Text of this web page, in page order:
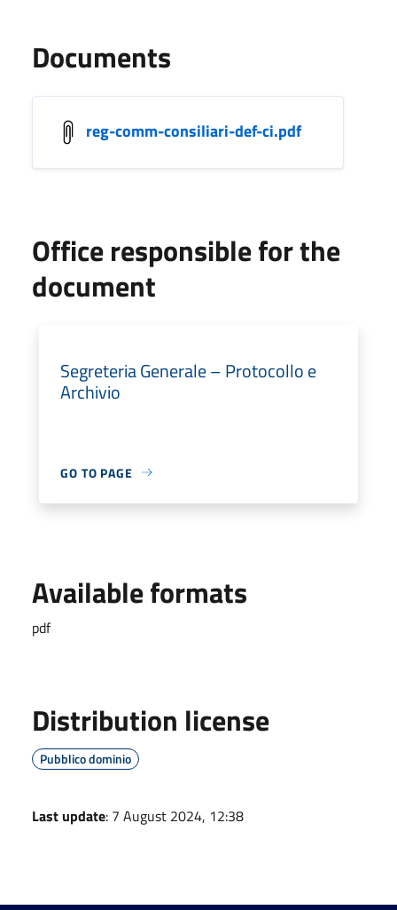
Documents
reg-comm-consiliari-def-ci.pdf
Office responsible for the
document
Segreteria Generale – Protocollo e
Archivio
GO TO PAGE
Available formats
pdf
Distribution license
Pubblico dominio
Last update: 7 August 2024, 12:38